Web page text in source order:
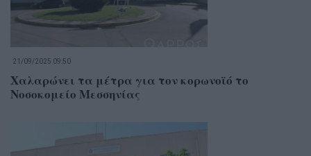
21/09/2025 09:50
Χαλαρώνει τα μέτρα για τον κορωνοϊό το
Νοσοκομείο Μεσσηνίας